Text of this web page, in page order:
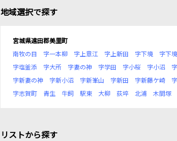
地域選択で探す
宮城県遠田郡美里町
南牧の目
字一本柳 字上意江 字上新田 字下境 字下
字塩釜添
字大所 字妻の神 字学田 字小桜 字小沼
字新妻の神
字新小沼 字新峯山 字新田 字新藤ケ崎
字志賀町
青生 牛飼 駅東 大柳 荻埣 北浦 木間塚
リストから探す